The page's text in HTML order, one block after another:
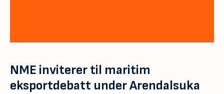
NME inviterer til maritim
eksportdebatt under Arendalsuka